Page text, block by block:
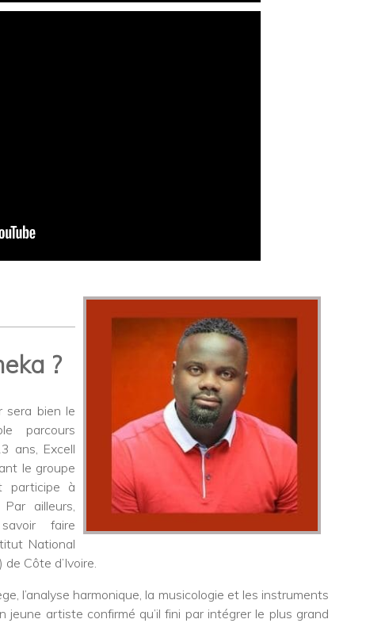
?
sera bien le
parcours
ans, Excell
le groupe
participe à
ailleurs,
faire
National
Côte d’Ivoire.
l’analyse harmonique, la musicologie et les instruments
jeune artiste confirmé qu’il fini par intégrer le plus grand